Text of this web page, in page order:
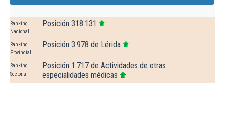
Ranking
Nacional
Posición 318.131
Ranking
Provincial
Posición 3.978 de Lérida
Ranking
Sectorial
Posición 1.717 de Actividades de otras
especialidades médicas